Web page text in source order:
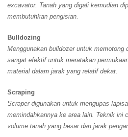
excavator. Tanah yang digali kemudian
membutuhkan pengisian.
Bulldozing
Menggunakan bulldozer untuk memotong
sangat efektif untuk meratakan
material dalam jarak yang relatif dekat.
Scraping
Scraper digunakan untuk mengupas
memindahkannya ke area lain. Teknik ini
volume tanah yang besar dan jarak